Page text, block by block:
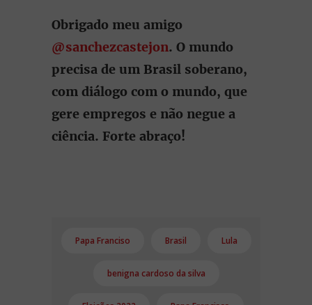
Obrigado meu amigo
@sanchezcastejon. O mundo
precisa de um Brasil soberano,
com diálogo com o mundo, que
gere empregos e não negue a
ciência. Forte abraço!
Papa Franciso Brasil Lula
benigna cardoso da silva